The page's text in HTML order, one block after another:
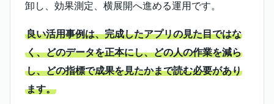
卸し、効果測定、横展開へ進める運用です。
良い活用事例は、完成したアプリの見た目ではな
く、どのデータを正本にし、どの人の作業を減ら
し、どの指標で成果を見たかまで読む必要があり
ます。